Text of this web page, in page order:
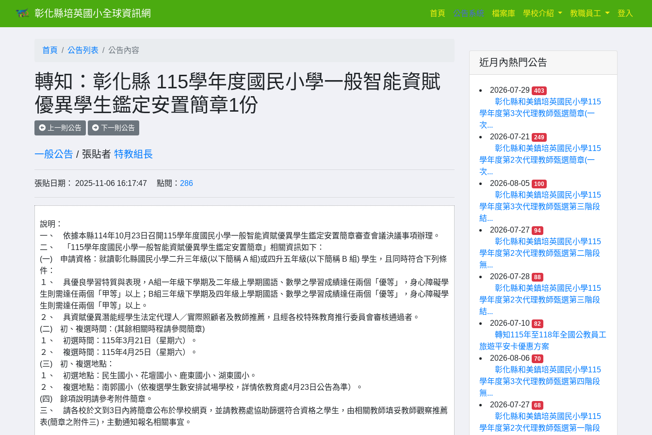
彰化縣培英國小全球資訊網 首頁(current)
公告系統 檔案庫 學校介紹 教職員工 登入
首頁 公告列表 公告內容
轉知：彰化縣 115學年度國民小學一般智能資賦
優異學生鑑定安置簡章1份
上一則公告 下一則公告
一般公告 / 張貼者 特教組長
張貼日期： 2025-11-06 16:17:47 點閱： 286
說明：
一、 依據本縣114年10月23日召開115學年度國民小學一般智能資賦優異學生鑑定安置簡章審查會議決議事項辦理。
二、 「115學年度國民小學一般智能資賦優異學生鑑定安置簡章」相關資訊如下：
(一) 申請資格：就讀彰化縣國民小學二升三年級(以下簡稱 A 組)或四升五年級(以下簡稱 B 組) 學生，且同時符合下列條
件：
１、 具優良學習特質與表現，A組一年級下學期及二年級上學期國語、數學之學習成績達任兩個「優等」，身心障礙學
生則需達任兩個「甲等」以上；B組三年級下學期及四年級上學期國語、數學之學習成績達任兩個「優等」，身心障礙學
生則需達任兩個「甲等」以上。
２、 具資賦優異潛能經學生法定代理人／實際照顧者及教師推薦，且經各校特殊教育推行委員會審核通過者。
(二) 初、複選時間：(其餘相關時程請參閱簡章)
１、 初選時間：115年3月21日（星期六）。
２、 複選時間：115年4月25日（星期六）。
(三) 初、複選地點：
１、 初選地點：民生國小、花壇國小、鹿東國小、湖東國小。
２、 複選地點：南郭國小（依複選學生數安排試場學校，詳情依教育處4月23日公告為準）。
(四) 餘項說明請參考附件簡章。
三、 請各校於文到3日內將簡章公布於學校網頁，並請教務處協助篩選符合資格之學生，由相關教師填妥教師觀察推薦
表(簡章之附件三)，主動通知報名相關事宜。
近月內熱門公告
2026-07-29 403
彰化縣和美鎮培英國民小學115
學年度第3次代理教師甄選簡章(一
次...
2026-07-21
249
彰化縣和美鎮培英國民小學115
學年度第2次代理教師甄選簡章(一
次...
2026-08-05
100
彰化縣和美鎮培英國民小學115
學年度第3次代理教師甄選第三階段
結...
2026-07-27
94
彰化縣和美鎮培英國民小學115
學年度第2次代理教師甄選第二階段
無...
2026-07-28
88
彰化縣和美鎮培英國民小學115
學年度第2次代理教師甄選第三階段
結...
2026-07-10
82
轉知115年至118年全國公教員工
旅遊平安卡優惠方案
2026-08-06
70
彰化縣和美鎮培英國民小學115
學年度第3次代理教師甄選第四階段
無...
2026-07-27
68
彰化縣和美鎮培英國民小學115
學年度第2次代理教師甄選第一階段